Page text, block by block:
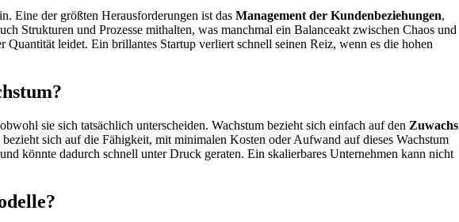
Eine der größten Herausforderungen ist das Management der Kundenbeziehungen,
Strukturen und Prozesse mithalten, was manchmal ein Balanceakt zwischen Chaos und
Quantität leidet. Ein brillantes Startup verliert schnell seinen Reiz, wenn es die hohen
sie sich tatsächlich unterscheiden. Wachstum bezieht sich einfach auf den Zuwachs
sich auf die Fähigkeit, mit minimalen Kosten oder Aufwand auf dieses Wachstum
und könnte dadurch schnell unter Druck geraten. Ein skalierbares Unternehmen kann nicht